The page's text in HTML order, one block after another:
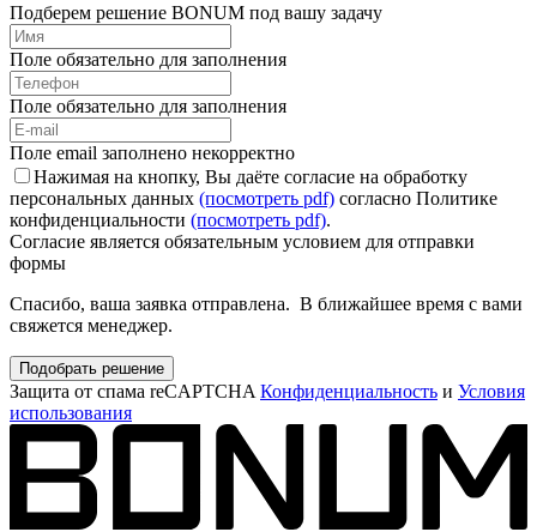
Подберем решение BONUM под вашу задачу
Поле обязательно для заполнения
Поле обязательно для заполнения
Поле email заполнено некорректно
Нажимая на кнопку, Вы даёте согласие на обработку
персональных данных (посмотреть pdf) согласно Политике
конфиденциальности (посмотреть pdf).
Согласие является обязательным условием для отправки
формы
Спасибо, ваша заявка отправлена. В ближайшее время с вами
свяжется менеджер.
Подобрать решение
Защита от спама reCAPTCHA Конфиденциальность и Условия
использования